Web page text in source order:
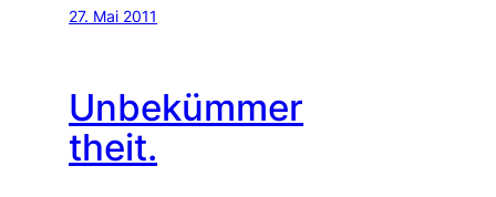
27. Mai 2011
Unbekümmer
theit.